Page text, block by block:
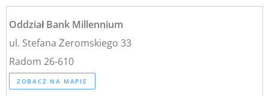
Oddział Bank Millennium
ul. Stefana Żeromskiego 33
Radom 26-610
ZOBACZ NA MAPIE